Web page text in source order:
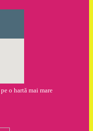
pe o hartă mai mare